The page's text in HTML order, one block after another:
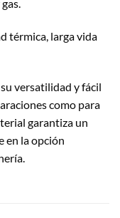
térmica, larga vida
versatilidad y fácil
como para
garantiza un
en la opción